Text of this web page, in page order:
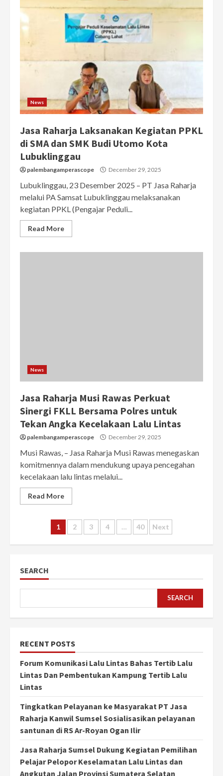
News
Jasa Raharja Laksanakan Kegiatan PPKL
di SMA dan SMK Budi Utomo Kota
Lubuklinggau
palembangamperascope December 29, 2025
Lubuklinggau, 23 Desember 2025 – PT Jasa Raharja
melalui PA Samsat Lubuklinggau melaksanakan
kegiatan PPKL (Pengajar Peduli...
Read More
News
Jasa Raharja Musi Rawas Perkuat
Sinergi FKLL Bersama Polres untuk
Tekan Angka Kecelakaan Lalu Lintas
palembangamperascope December 29, 2025
Musi Rawas, – Jasa Raharja Musi Rawas menegaskan
komitmennya dalam mendukung upaya pencegahan
kecelakaan lalu lintas melalui...
Read More
Posts
pagination
1 2 3 4 … 40 Next
SEARCH
SEARCH
RECENT POSTS
Forum Komunikasi Lalu Lintas Bahas Tertib Lalu
Lintas Dan Pembentukan Kampung Tertib Lalu
Lintas
Tingkatkan Pelayanan ke Masyarakat PT Jasa
Raharja Kanwil Sumsel Sosialisasikan pelayanan
santunan di RS Ar-Royan Ogan Ilir
Jasa Raharja Sumsel Dukung Kegiatan Pemilihan
Pelajar Pelopor Keselamatan Lalu Lintas dan
Angkutan Jalan Provinsi Sumatera Selatan